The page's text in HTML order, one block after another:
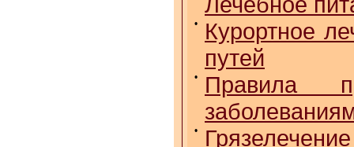
•
Курортное
путей
•
Правила
•